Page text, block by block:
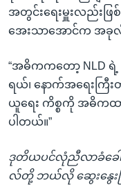
အတွင်းရေးမှူးလည်းဖြစ်
အေးသာအောင်က အခုလို
“အဓိကကတော့ NLD ရဲ့
ရယ်၊ နောက်အရေးက
ယူရေး ကိစ္စကို အဓိကထ
ပါတယ်။”
ဒုတိယပင်လုံညီလာခံခေါ်
လ်တို့ ဘယ်လို ဆွေးနွေးဖ